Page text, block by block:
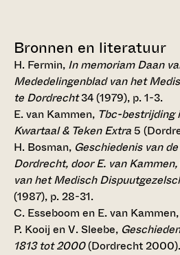
Bronnen en literatuur
H. Fermin, In memoriam Daan
Mededelingenblad van het
te Dordrecht34 (1979), p. 1-3.
E. van Kammen, Tbc-bestrijding
Kwartaal & Teken Extra 5
H. Bosman, Geschiedenis van
Dordrecht, door E. van Kammen,
van het Medisch
(1987), p. 28-31.
C. Esseboom en E. van Kammen,
P. Kooij en V. Sleebe,
1813 tot 2000(Dordrecht 2000).